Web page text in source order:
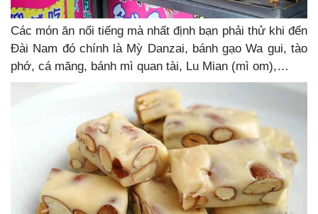
Các món ăn nổi tiếng mà nhất định bạn phải thử khi đến
Đài Nam đó chính là Mỳ Danzai, bánh gạo Wa gui, tào
phớ, cá măng, bánh mì quan tài, Lu Mian (mì om),…